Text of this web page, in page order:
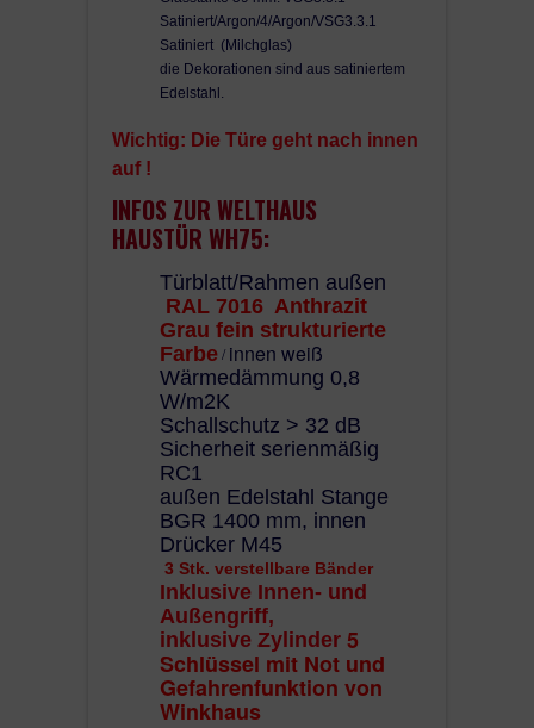
Satiniert/Argon/4/Argon/VSG3.3.1
Satiniert (Milchglas)
die Dekorationen sind aus satiniertem
Edelstahl.
Wichtig: Die Türe geht nach innen
auf !
INFOS ZUR WELTHAUS
HAUSTÜR WH75:
Türblatt/Rahmen außen
RAL 7016 Anthrazit
Grau fein strukturierte
Farbe/ innen weiß
Wärmedämmung 0,8
W/m2K
Schallschutz > 32 dB
Sicherheit serienmäßig
RC1
außen Edelstahl Stange
BGR 1400 mm, innen
Drücker M45
3 Stk. verstellbare Bänder
Inklusive Innen- und
Außengriff,
inklusive Zylinder 5
Schlüssel mit Not und
Gefahrenfunktion von
Winkhaus